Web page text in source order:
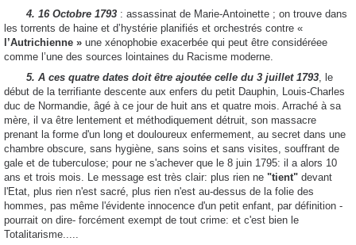
4. 16 Octobre 1793 : assassinat de Marie-Antoinette ; on trouve dans
les torrents de haine et d’hystérie planifiés et orchestrés contre «
l’Autrichienne » une xénophobie exacerbée qui peut être considéréee
comme l’une des sources lointaines du Racisme moderne.
5. A ces quatre dates doit être ajoutée celle du 3 juillet 1793, le
début de la terrifiante descente aux enfers du petit Dauphin, Louis-Charles
duc de Normandie, âgé à ce jour de huit ans et quatre mois. Arraché à sa
mère, il va être lentement et méthodiquement détruit, son massacre
prenant la forme d'un long et douloureux enfermement, au secret dans une
chambre obscure, sans hygiène, sans soins et sans visites, souffrant de
gale et de tuberculose; pour ne s'achever que le 8 juin 1795: il a alors 10
ans et trois mois. Le message est très clair: plus rien ne "tient" devant
l'Etat, plus rien n'est sacré, plus rien n'est au-dessus de la folie des
hommes, pas même l'évidente innocence d'un petit enfant, par définition -
pourrait on dire- forcément exempt de tout crime: et c'est bien le
Totalitarisme.....